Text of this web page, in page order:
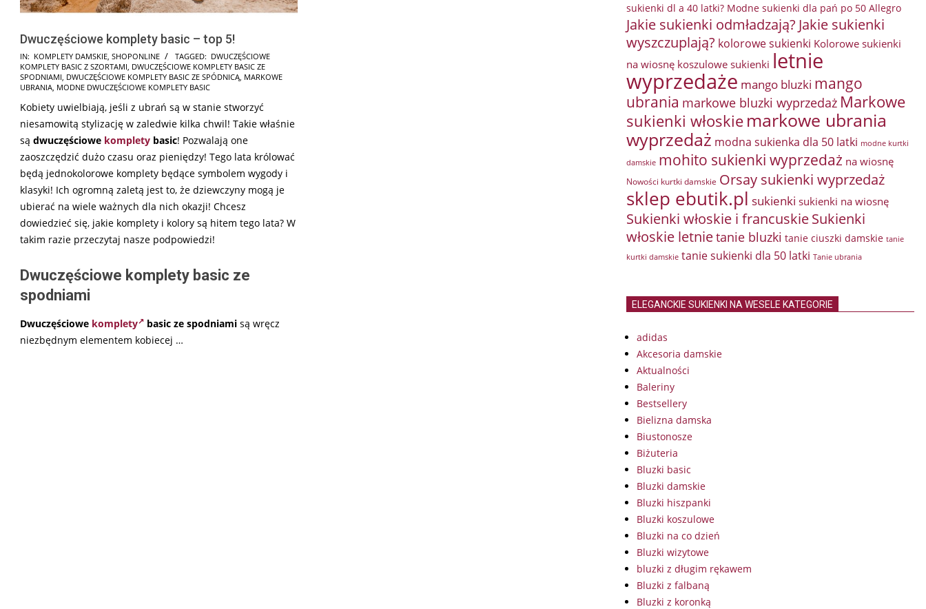
Dwuczęściowe komplety basic – top 5!
2025-
02-
28
IN: KOMPLETY DAMSKIE, SHOPONLINE TAGGED: DWUCZĘŚCIOWE
KOMPLETY BASIC Z SZORTAMI, DWUCZĘŚCIOWE KOMPLETY BASIC ZE
SPODNIAMI, DWUCZĘŚCIOWE KOMPLETY BASIC ZE SPÓDNICĄ, MARKOWE
UBRANIA, MODNE DWUCZĘŚCIOWE KOMPLETY BASIC
Kobiety uwielbiają, jeśli z ubrań są w stanie stworzyć
niesamowitą stylizację w zaledwie kilka chwil! Takie właśnie
są dwuczęściowe komplety basic! Pozwalają one
zaoszczędzić dużo czasu oraz pieniędzy! Tego lata królować
będą jednokolorowe komplety będące symbolem wygody i
klasyki! Ich ogromną zaletą jest to, że dziewczyny mogą je
ubierać na wiele ważnych dla nich okazji! Chcesz
dowiedzieć się, jakie komplety i kolory są hitem tego lata? W
takim razie przeczytaj nasze podpowiedzi!
Dwuczęściowe komplety basic ze
spodniami
Dwuczęściowe komplety basic ze spodniami są wręcz
niezbędnym elementem kobiecej …
sukienki dl a 40 latki? Modne sukienki dla pań po 50 Allegro
Jakie sukienki odmładzają? Jakie sukienki
wyszczuplają? kolorowe sukienki Kolorowe sukienki
na wiosnę koszulowe sukienki letnie
wyprzedaże mango bluzki mango
ubrania markowe bluzki wyprzedaż Markowe
sukienki włoskie markowe ubrania
wyprzedaż modna sukienka dla 50 latki modne kurtki
damskie mohito sukienki wyprzedaż na wiosnę
Nowości kurtki damskie Orsay sukienki wyprzedaż
sklep ebutik.pl sukienki sukienki na wiosnę
Sukienki włoskie i francuskieSukienki
włoskie letnietanie bluzki tanie ciuszki damskie tanie
kurtki damskie tanie sukienki dla 50 latki Tanie ubrania
ELEGANCKIE SUKIENKI NA WESELE KATEGORIE
adidas
Akcesoria damskie
Aktualności
Baleriny
Bestsellery
Bielizna damska
Biustonosze
Biżuteria
Bluzki basic
Bluzki damskie
Bluzki hiszpanki
Bluzki koszulowe
Bluzki na co dzień
Bluzki wizytowe
bluzki z długim rękawem
Bluzki z falbaną
Bluzki z koronką